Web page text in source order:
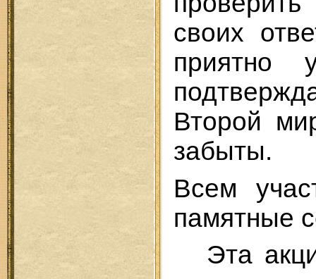
своих
приятно
Второй
забыты.
Всем
памятные
Эта